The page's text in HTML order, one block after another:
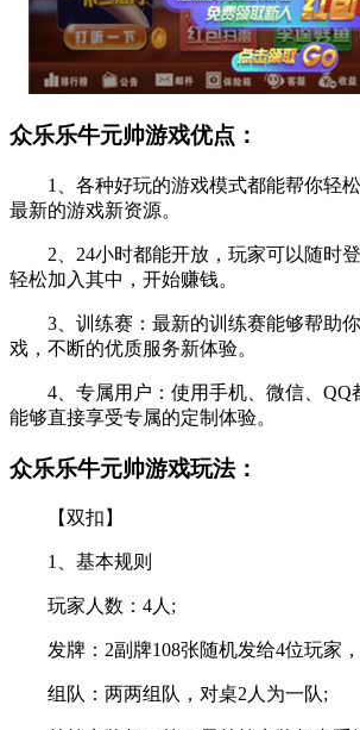
众乐乐牛元帅游戏优点：
1、各种好玩的游戏模式都能帮你轻松
最新的游戏新资源。
2、24小时都能开放，玩家可以随时登
轻松加入其中，开始赚钱。
3、训练赛：最新的训练赛能够帮助你
戏，不断的优质服务新体验。
4、专属用户：使用手机、微信、QQ
能够直接享受专属的定制体验。
众乐乐牛元帅游戏玩法：
【双扣】
1、基本规则
玩家人数：4人;
发牌：2副牌108张随机发给4位玩家，
组队：两两组队，对桌2人为一队;